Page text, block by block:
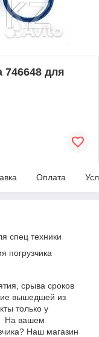
для
Оплата
спец техники
погрузчика
срыва сроков
вышедшей из
только у
На вашем
Наш магазин